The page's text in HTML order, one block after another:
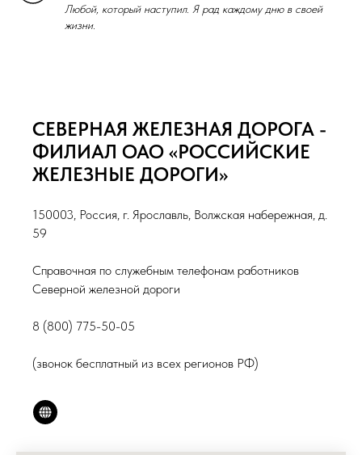
Любой, который наступил. Я рад каждому дню в своей
жизни.
СЕВЕРНАЯ ЖЕЛЕЗНАЯ ДОРОГА -
ФИЛИАЛ ОАО «РОССИЙСКИЕ
ЖЕЛЕЗНЫЕ ДОРОГИ»
150003, Россия, г. Ярославль, Волжская набережная, д.
59
Справочная по служебным телефонам работников
Северной железной дороги
8 (800) 775-50-05
(звонок бесплатный из всех регионов РФ)